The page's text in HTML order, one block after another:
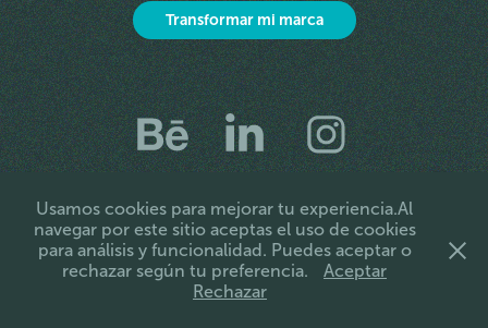
Transformar mi marca
155C - 20 • (+57) 601 719 9066 •
info@f5grupodediseno.com • Lunes a viernes, 8:00 a.m. –
5:00 p.m
Usamos cookies para mejorar tu experiencia.Al
navegar por este sitio aceptas el uso de cookies
para análisis y funcionalidad. Puedes aceptar o
rechazar según tu preferencia.
Aceptar
Rechazar